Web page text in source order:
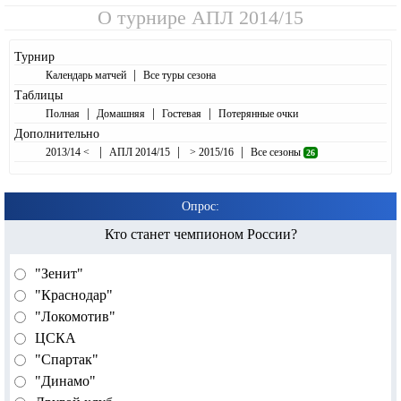
О турнире АПЛ 2014/15
Турнир
Календарь матчей | Все туры сезона
Таблицы
Полная | Домашняя | Гостевая | Потерянные очки
Дополнительно
2013/14 < | АПЛ 2014/15 | > 2015/16 | Все сезоны 26
Опрос:
Кто станет чемпионом России?
"Зенит"
"Краснодар"
"Локомотив"
ЦСКА
"Спартак"
"Динамо"